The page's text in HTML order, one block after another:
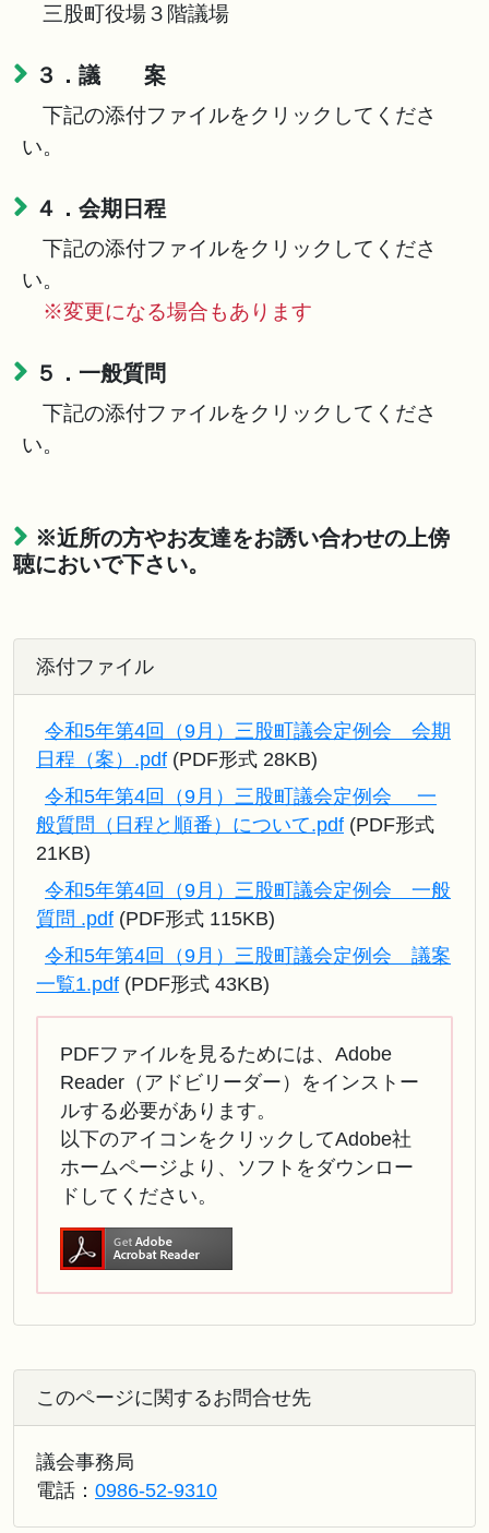
三股町役場３階議場
３．議 案
下記の添付ファイルをクリックしてくださ
い。
４．会期日程
下記の添付ファイルをクリックしてくださ
い。
※変更になる場合もあります
５．一般質問
下記の添付ファイルをクリックしてくださ
い。
※近所の方やお友達をお誘い合わせの上傍
聴においで下さい。
添付ファイル
令和5年第4回（9月）三股町議会定例会 会期
日程（案）.pdf (PDF形式 28KB)
令和5年第4回（9月）三股町議会定例会 一
般質問（日程と順番）について.pdf (PDF形式
21KB)
令和5年第4回（9月）三股町議会定例会 一般
質問 .pdf (PDF形式 115KB)
令和5年第4回（9月）三股町議会定例会 議案
一覧1.pdf (PDF形式 43KB)
PDFファイルを見るためには、Adobe
Reader（アドビリーダー）をインストー
ルする必要があります。
以下のアイコンをクリックしてAdobe社
ホームページより、ソフトをダウンロー
ドしてください。
このページに関するお問合せ先
議会事務局
電話： 0986-52-9310